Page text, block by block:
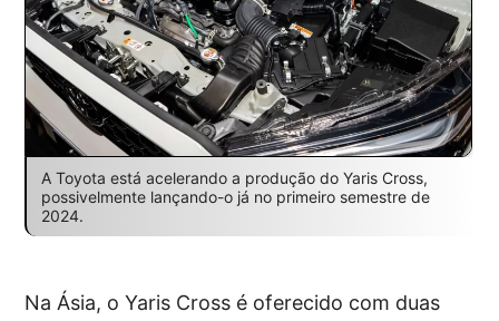
A Toyota está acelerando a produção do Yaris Cross,
possivelmente lançando-o já no primeiro semestre de
2024.
Na Ásia, o Yaris Cross é oferecido com duas